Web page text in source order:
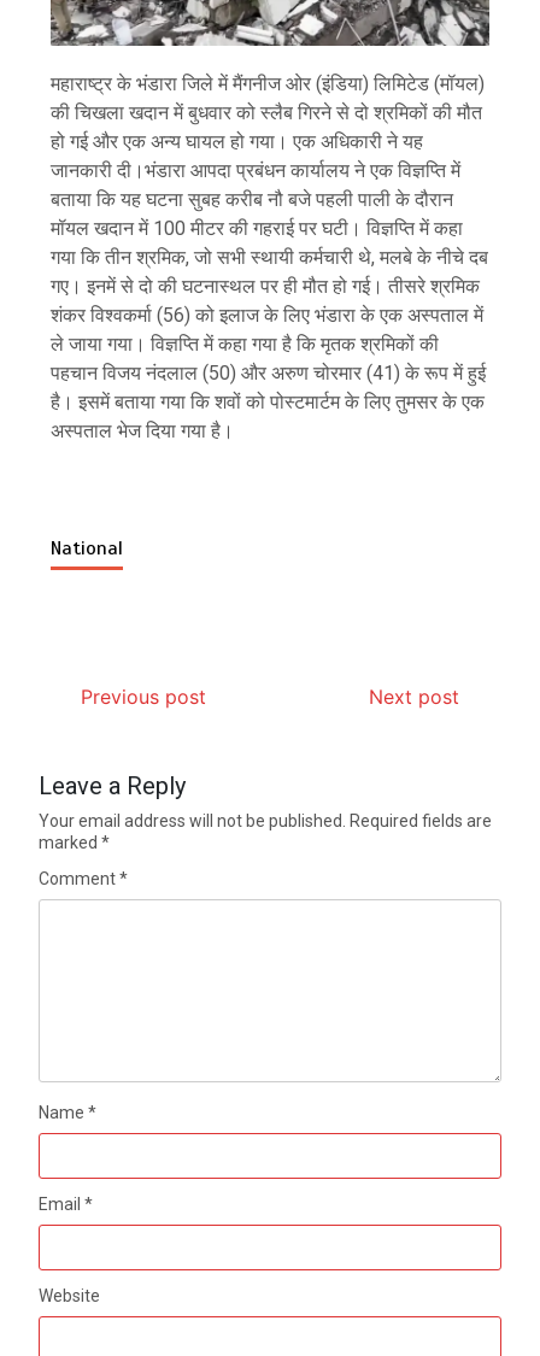
महाराष्ट्र के भंडारा जिले में मैंगनीज ओर (इंडिया) लिमिटेड (मॉयल)
की चिखला खदान में बुधवार को स्लैब गिरने से दो श्रमिकों की मौत
हो गई और एक अन्य घायल हो गया। एक अधिकारी ने यह
जानकारी दी।भंडारा आपदा प्रबंधन कार्यालय ने एक विज्ञप्ति में
बताया कि यह घटना सुबह करीब नौ बजे पहली पाली के दौरान
मॉयल खदान में 100 मीटर की गहराई पर घटी। विज्ञप्ति में कहा
गया कि तीन श्रमिक, जो सभी स्थायी कर्मचारी थे, मलबे के नीचे दब
गए। इनमें से दो की घटनास्थल पर ही मौत हो गई। तीसरे श्रमिक
शंकर विश्वकर्मा (56) को इलाज के लिए भंडारा के एक अस्पताल में
ले जाया गया। विज्ञप्ति में कहा गया है कि मृतक श्रमिकों की
पहचान विजय नंदलाल (50) और अरुण चोरमार (41) के रूप में हुई
है। इसमें बताया गया कि शवों को पोस्टमार्टम के लिए तुमसर के एक
अस्पताल भेज दिया गया है।
National
Previous post Next post
Leave a Reply
Your email address will not be published.
Required fields are
marked*
Comment*
Name*
Email*
Website